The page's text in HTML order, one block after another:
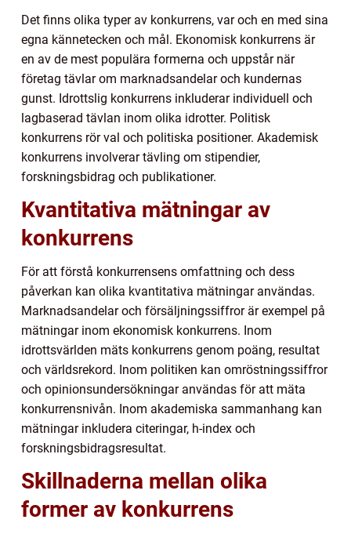
Det finns olika typer av konkurrens, var och en med sina
egna kännetecken och mål. Ekonomisk konkurrens är
en av de mest populära formerna och uppstår när
företag tävlar om marknadsandelar och kundernas
gunst. Idrottslig konkurrens inkluderar individuell och
lagbaserad tävlan inom olika idrotter. Politisk
konkurrens rör val och politiska positioner. Akademisk
konkurrens involverar tävling om stipendier,
forskningsbidrag och publikationer.
Kvantitativa mätningar av
konkurrens
För att förstå konkurrensens omfattning och dess
påverkan kan olika kvantitativa mätningar användas.
Marknadsandelar och försäljningssiffror är exempel på
mätningar inom ekonomisk konkurrens. Inom
idrottsvärlden mäts konkurrens genom poäng, resultat
och världsrekord. Inom politiken kan omröstningssiffror
och opinionsundersökningar användas för att mäta
konkurrensnivån. Inom akademiska sammanhang kan
mätningar inkludera citeringar, h-index och
forskningsbidragsresultat.
Skillnaderna mellan olika
former av konkurrens